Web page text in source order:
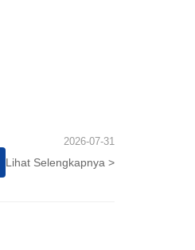
2026-07-31
Lihat Selengkapnya >